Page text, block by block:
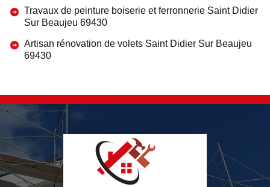
Travaux de peinture boiserie et ferronnerie Saint Didier
Sur Beaujeu 69430
Artisan rénovation de volets Saint Didier Sur Beaujeu
69430